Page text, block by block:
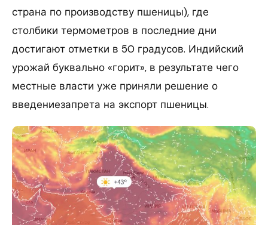
страна по производству пшеницы), где
столбики термометров в последние дни
достигают отметки в 50 градусов. Индийский
урожай буквально «горит», в результате чего
местные власти уже приняли решение о
введениезапрета на экспорт пшеницы.